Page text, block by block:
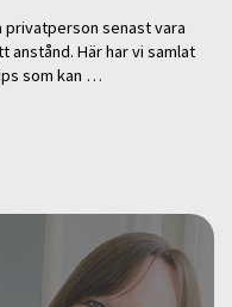
privatperson senast vara
anstånd. Här har vi samlat
som kan …